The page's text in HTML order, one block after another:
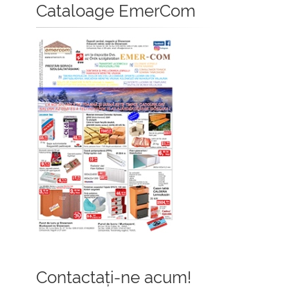
Cataloage EmerCom
Contactați-ne acum!